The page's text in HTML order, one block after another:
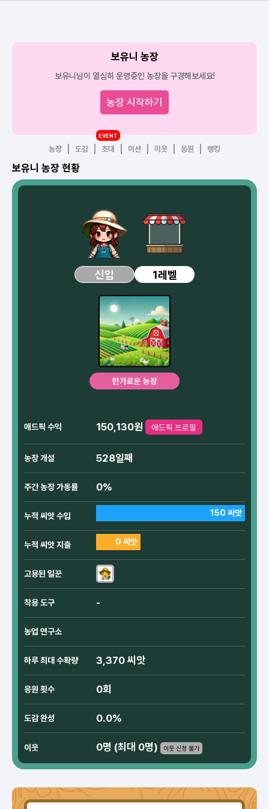
보유니 농장
보유니님이 열심히 운영중인 농장을 구경해보세요!
농장 시작하기
농장 도감 초대
EVENT
미션 이웃 응원 랭킹
보유니 농장 현황
신입 1레벨
한가로운 농장
애드픽 수익 150,130원 애드픽 프로필
농장 개설 528일째
주간 농장 가동률 0%
누적 씨앗 수입 150 씨앗
누적 씨앗 지출 0 씨앗
고용된 일꾼
착용 도구 -
농업 연구소
하루 최대 수확량 3,370 씨앗
응원 횟수 0회
도감 완성 0.0%
이웃 0명 (최대 0명) 이웃 신청 불가